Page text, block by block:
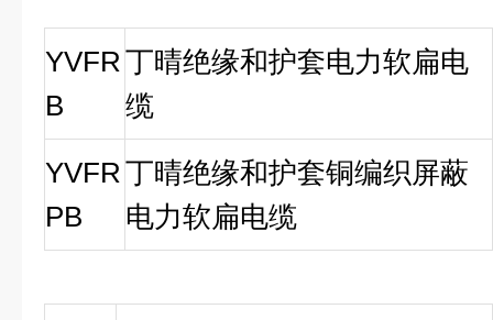
YVFR
B
丁晴绝缘和护套电力软扁电
缆
YVFR
PB
丁晴绝缘和护套铜编织屏蔽
电力软扁电缆